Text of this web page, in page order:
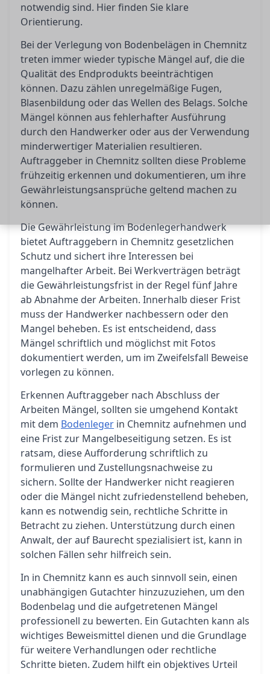
notwendig sind. Hier finden Sie klare
Orientierung.
Bei der Verlegung von Bodenbelägen in Chemnitz
treten immer wieder typische Mängel auf, die die
Qualität des Endprodukts beeinträchtigen
können. Dazu zählen unregelmäßige Fugen,
Blasenbildung oder das Wellen des Belags. Solche
Mängel können aus fehlerhafter Ausführung
durch den Handwerker oder aus der Verwendung
minderwertiger Materialien resultieren.
Auftraggeber in Chemnitz sollten diese Probleme
frühzeitig erkennen und dokumentieren, um ihre
Gewährleistungsansprüche geltend machen zu
können.
Die Gewährleistung im Bodenlegerhandwerk
bietet Auftraggebern in Chemnitz gesetzlichen
Schutz und sichert ihre Interessen bei
mangelhafter Arbeit. Bei Werkverträgen beträgt
die Gewährleistungsfrist in der Regel fünf Jahre
ab Abnahme der Arbeiten. Innerhalb dieser Frist
muss der Handwerker nachbessern oder den
Mangel beheben. Es ist entscheidend, dass
Mängel schriftlich und möglichst mit Fotos
dokumentiert werden, um im Zweifelsfall Beweise
vorlegen zu können.
Erkennen Auftraggeber nach Abschluss der
Arbeiten Mängel, sollten sie umgehend Kontakt
mit dem Bodenleger in Chemnitz aufnehmen und
eine Frist zur Mangelbeseitigung setzen. Es ist
ratsam, diese Aufforderung schriftlich zu
formulieren und Zustellungsnachweise zu
sichern. Sollte der Handwerker nicht reagieren
oder die Mängel nicht zufriedenstellend beheben,
kann es notwendig sein, rechtliche Schritte in
Betracht zu ziehen. Unterstützung durch einen
Anwalt, der auf Baurecht spezialisiert ist, kann in
solchen Fällen sehr hilfreich sein.
In in Chemnitz kann es auch sinnvoll sein, einen
unabhängigen Gutachter hinzuzuziehen, um den
Bodenbelag und die aufgetretenen Mängel
professionell zu bewerten. Ein Gutachten kann als
wichtiges Beweismittel dienen und die Grundlage
für weitere Verhandlungen oder rechtliche
Schritte bieten. Zudem hilft ein objektives Urteil